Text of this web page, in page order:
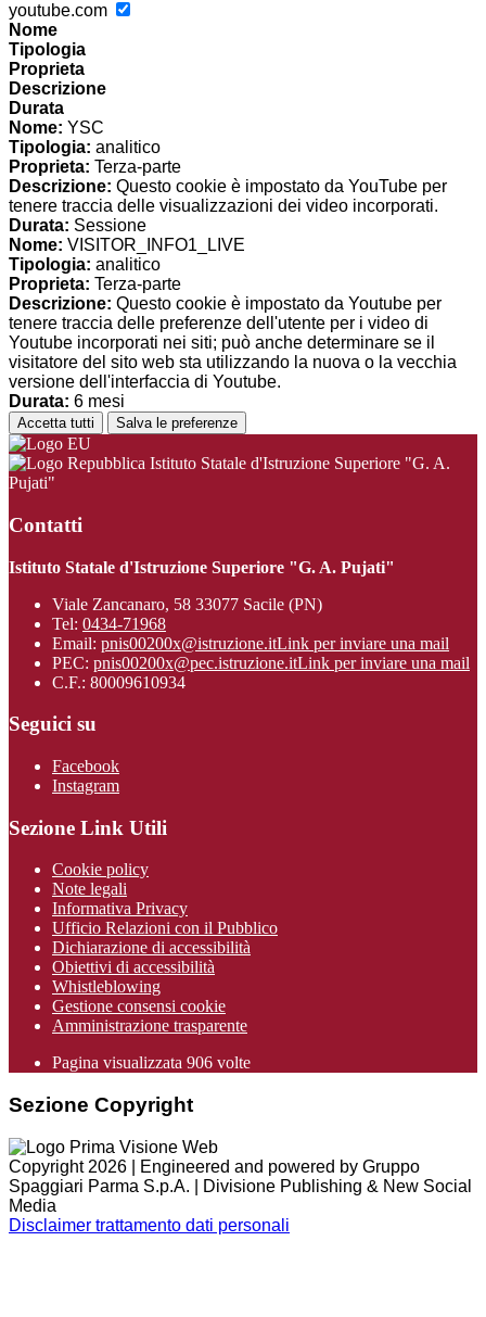
youtube.com
Nome
Tipologia
Proprieta
Descrizione
Durata
Nome: YSC
Tipologia: analitico
Proprieta: Terza-parte
Descrizione: Questo cookie è impostato da YouTube per
tenere traccia delle visualizzazioni dei video incorporati.
Durata: Sessione
Nome: VISITOR_INFO1_LIVE
Tipologia: analitico
Proprieta: Terza-parte
Descrizione: Questo cookie è impostato da Youtube per
tenere traccia delle preferenze dell'utente per i video di
Youtube incorporati nei siti; può anche determinare se il
visitatore del sito web sta utilizzando la nuova o la vecchia
versione dell'interfaccia di Youtube.
Durata: 6 mesi
Accetta tutti Salva le preferenze
Istituto Statale d'Istruzione Superiore "G. A.
Pujati"
Contatti
Istituto Statale d'Istruzione Superiore "G. A. Pujati"
Viale Zancanaro, 58 33077 Sacile (PN)
Tel: 0434-71968
Email: pnis00200x@istruzione.itLink per inviare una mail
PEC: pnis00200x@pec.istruzione.itLink per inviare una mail
C.F.: 80009610934
Seguici su
Facebook
Instagram
Sezione Link Utili
Cookie policy
Note legali
Informativa Privacy
Ufficio Relazioni con il Pubblico
Dichiarazione di accessibilità
Obiettivi di accessibilità
Whistleblowing
Gestione consensi cookie
Amministrazione trasparente
Pagina visualizzata 906 volte
Sezione Copyright
Copyright 2026 | Engineered and powered by Gruppo
Spaggiari Parma S.p.A. | Divisione Publishing & New Social
Media
Disclaimer trattamento dati personali